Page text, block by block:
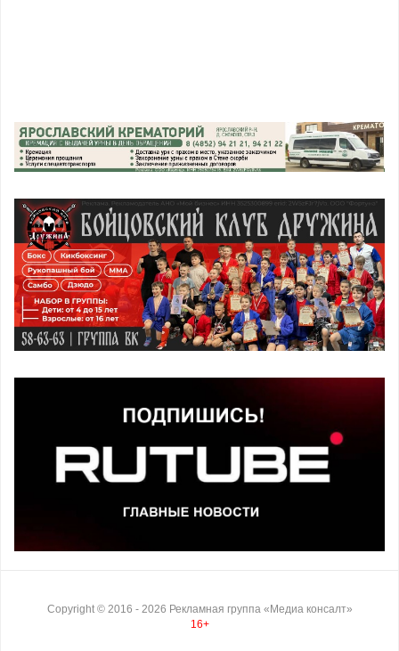
Copyright © 2016 - 2026 Рекламная группа «Медиа консалт»
16+